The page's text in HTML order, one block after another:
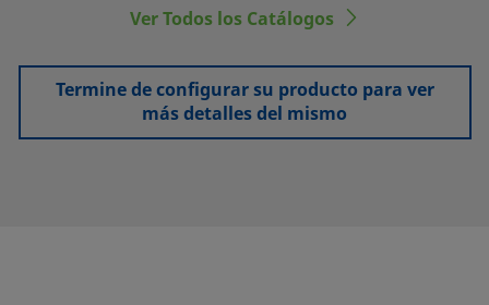
Ver Todos los Catálogos
Termine de configurar su producto para ver
más detalles del mismo